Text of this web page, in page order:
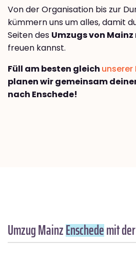
Von der Organisation bis zur
kümmern uns um alles, damit
Seiten des Umzugs von
freuen kannst.
Füll am besten gleich unserer
planen wir gemeinsam
nach Enschede!
Umzug MainzEnschedemit